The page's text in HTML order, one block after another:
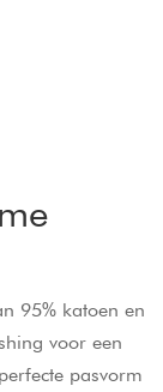
95% katoen en
voor een
pasvorm